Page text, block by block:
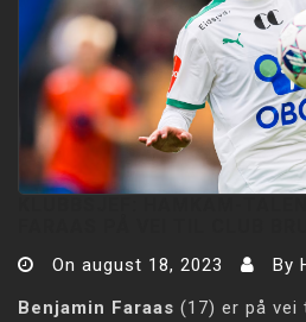
On august 18, 2023 By
Benjamin Faraas (17) er på vei